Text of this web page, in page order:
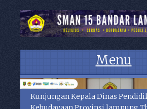
Menu
Skip to content
Kunjungan Kepala Dinas